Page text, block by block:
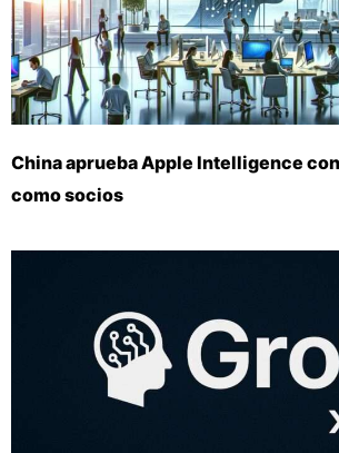
China aprueba Apple Intelligence
como socios